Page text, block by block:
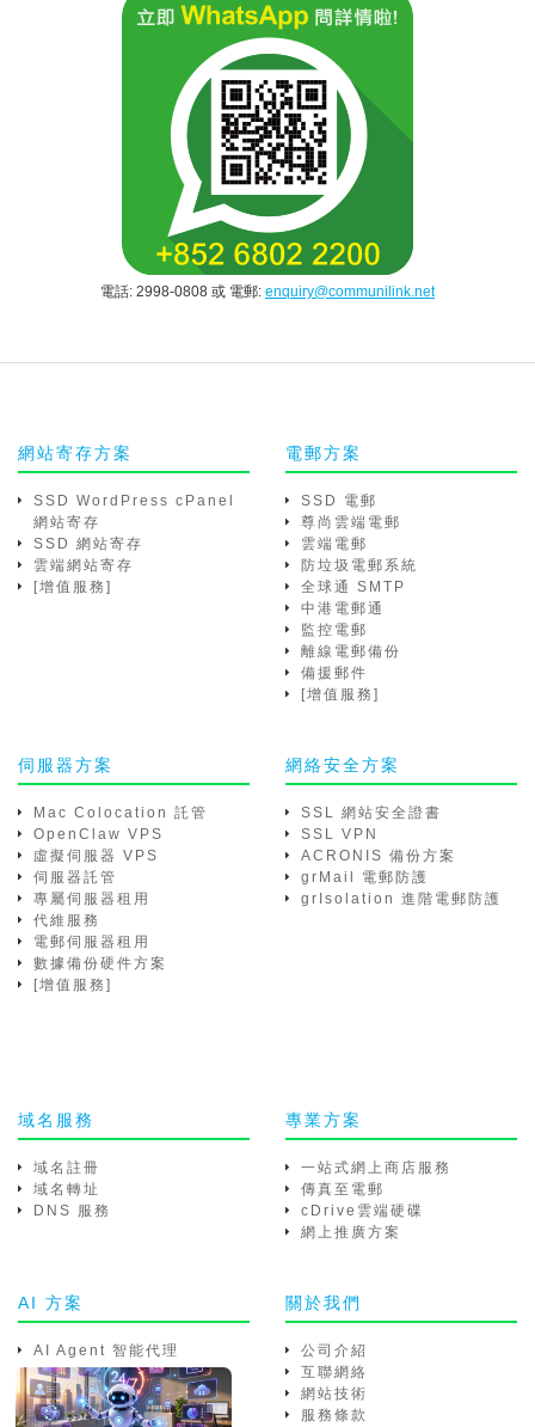
電話: 2998-0808 或 電郵: enquiry@communilink.net
網站寄存方案
SSD WordPress cPanel
網站寄存
SSD 網站寄存
雲端網站寄存
[增值服務]
電郵方案
SSD 電郵
尊尚雲端電郵
雲端電郵
防垃圾電郵系統
全球通 SMTP
中港電郵通
監控電郵
離線電郵備份
備援郵件
[增值服務]
伺服器方案
Mac Colocation 託管
OpenClaw VPS
虛擬伺服器 VPS
伺服器託管
專屬伺服器租用
代維服務
電郵伺服器租用
數據備份硬件方案
[增值服務]
網絡安全方案
SSL 網站安全證書
SSL VPN
ACRONIS 備份方案
grMail 電郵防護
grIsolation 進階電郵防護
域名服務
域名註冊
域名轉址
DNS 服務
專業方案
一站式網上商店服務
傳真至電郵
cDrive雲端硬碟
網上推廣方案
AI 方案
AI Agent 智能代理
關於我們
公司介紹
互聯網絡
網站技術
服務條款